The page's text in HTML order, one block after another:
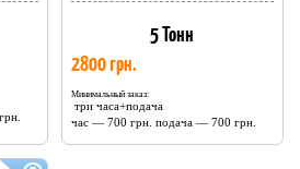
5 Тонн
2800 грн.
Минимальный заказ:
три часа+подача
час — 700 грн. подача — 700 грн.